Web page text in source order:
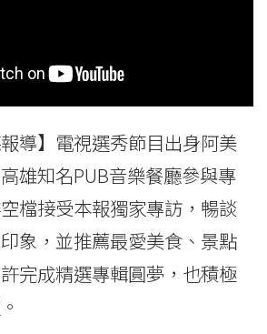
報導】電視選秀節目出身阿美
雄知名PUB音樂餐廳參與專
檔接受本報獨家專訪，暢談
象，並推薦最愛美食、景點
完成精選專輯圓夢，也積極